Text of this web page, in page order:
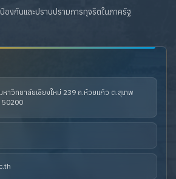
งกันและปราบปรามการทุจริตในภาครัฐ
าวิทยาลัยเชียงใหม่ 239 ถ.ห้วยแก้ว ต.สุเทพ
50200